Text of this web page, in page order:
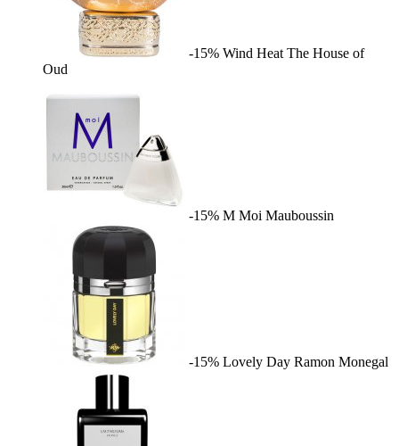
-15% Wind Heat The House of
Oud
-15% M Moi Mauboussin
-15% Lovely Day Ramon Monegal